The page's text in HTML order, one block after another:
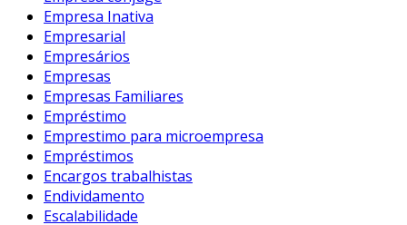
Empresa Inativa
Empresarial
Empresários
Empresas
Empresas Familiares
Empréstimo
Emprestimo para microempresa
Empréstimos
Encargos trabalhistas
Endividamento
Escalabilidade